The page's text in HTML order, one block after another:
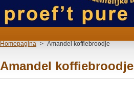
Homepagina > Amandel koffiebroodje
Amandel koffiebroodje